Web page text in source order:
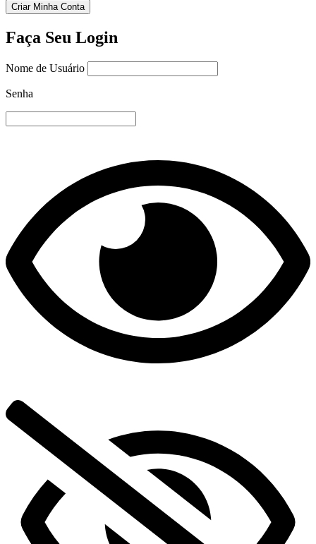
Criar Minha Conta
Faça Seu Login
Nome de Usuário
Senha